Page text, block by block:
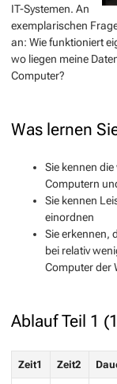
IT-Systemen. An
exemplarischen
an: Wie funktioniert
wo liegen meine
Computer?
Was lernen
Sie kennen
Computern
Sie kennen
einordnen
Sie erkennen,
bei relativ
Computer der
Ablauf Teil 1
Zeit1 Zeit2